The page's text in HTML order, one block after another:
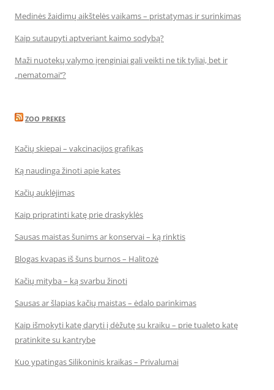
Medinės žaidimų aikštelės vaikams – pristatymas ir surinkimas
Kaip sutaupyti aptveriant kaimo sodybą?
Maži nuotekų valymo įrenginiai gali veikti ne tik tyliai, bet ir
„nematomai‘‘?
ZOO PREKES
Kačių skiepai – vakcinacijos grafikas
Ką naudinga žinoti apie kates
Kačių auklėjimas
Kaip pripratinti katę prie draskyklės
Sausas maistas šunims ar konservai – ką rinktis
Blogas kvapas iš šuns burnos – Halitozė
Kačių mityba – ką svarbu žinoti
Sausas ar šlapias kačių maistas – ėdalo parinkimas
Kaip išmokyti katę daryti į dėžutę su kraiku – prie tualeto katę
pratinkite su kantrybe
Kuo ypatingas Silikoninis kraikas – Privalumai